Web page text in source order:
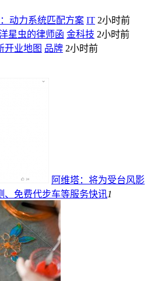
动力系统匹配方案 IT 2小时前
星虫的律师函 金科技 2小时前
开业地图 品牌 2小时前
阿维塔：将为受台风影
、免费代步车等服务快讯1